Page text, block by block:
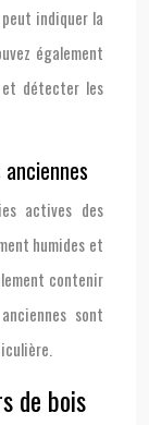
indiquer la
également
détecter les
actives des
humides et
contenir
sont
de bois